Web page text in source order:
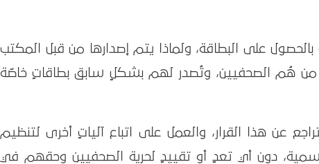
على البطاقة، ولماذا يتم إصدارها من قبل المكتب
من هُم الصحفيين، وتُصدر لهم بشكلٍ سابق بطاقاتٍ خاصّة
عن هذا القرار، والعمل على اتباع آلياتٍ أخرى لتنظيم
دون أي تعدٍ أو تقييدٍ لحرية الصحفيين وحقهم في